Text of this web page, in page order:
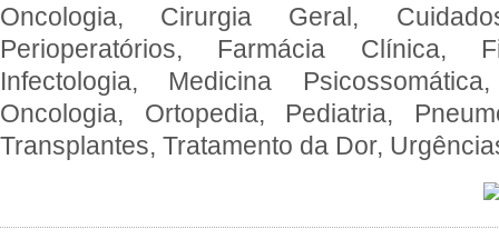
Oncologia, Cirurgia Geral,
Perioperatórios, Farmácia Clínica,
Infectologia, Medicina
Oncologia, Ortopedia, Pediatria,
Transplantes, Tratamento da Dor,